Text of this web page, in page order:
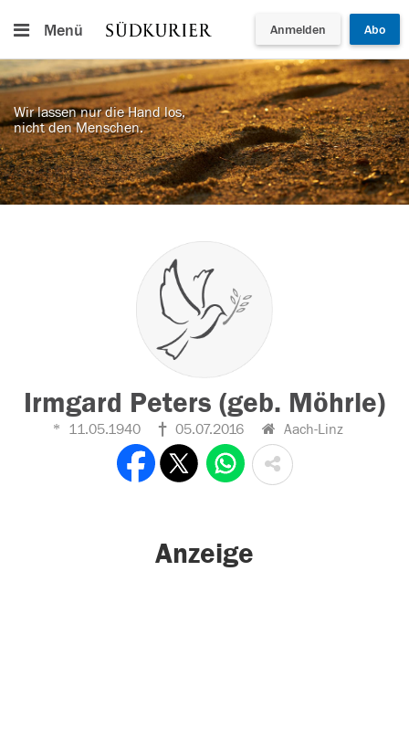
Menü Anmelden Abo
Wir lassen nur die Hand los,
nicht den Menschen.
Irmgard Peters (geb. Möhrle)
11.05.1940 05.07.2016 Aach-Linz
Anzeige